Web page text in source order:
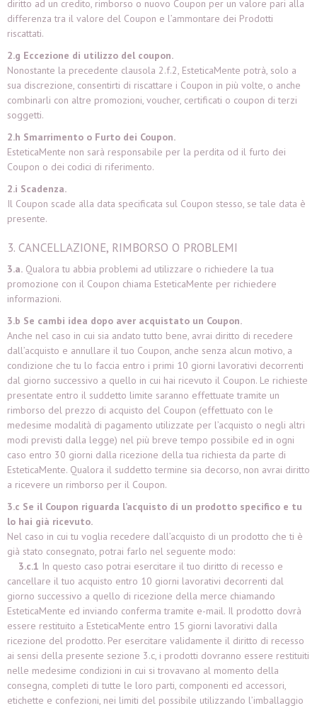
diritto ad un credito, rimborso o nuovo Coupon per un valore pari alla
differenza tra il valore del Coupon e l’ammontare dei Prodotti
riscattati.
2.g Eccezione di utilizzo del coupon.
Nonostante la precedente clausola 2.f.2, EsteticaMente potrà, solo a
sua discrezione, consentirti di riscattare i Coupon in più volte, o anche
combinarli con altre promozioni, voucher, certificati o coupon di terzi
soggetti.
2.h Smarrimento o Furto dei Coupon.
EsteticaMente non sarà responsabile per la perdita od il furto dei
Coupon o dei codici di riferimento.
2.i Scadenza.
Il Coupon scade alla data specificata sul Coupon stesso, se tale data è
presente.
3. CANCELLAZIONE, RIMBORSO O PROBLEMI
3.a. Qualora tu abbia problemi ad utilizzare o richiedere la tua
promozione con il Coupon chiama EsteticaMente per richiedere
informazioni.
3.b Se cambi idea dopo aver acquistato un Coupon.
Anche nel caso in cui sia andato tutto bene, avrai diritto di recedere
dall’acquisto e annullare il tuo Coupon, anche senza alcun motivo, a
condizione che tu lo faccia entro i primi 10 giorni lavorativi decorrenti
dal giorno successivo a quello in cui hai ricevuto il Coupon. Le richieste
presentate entro il suddetto limite saranno effettuate tramite un
rimborso del prezzo di acquisto del Coupon (effettuato con le
medesime modalità di pagamento utilizzate per l’acquisto o negli altri
modi previsti dalla legge) nel più breve tempo possibile ed in ogni
caso entro 30 giorni dalla ricezione della tua richiesta da parte di
EsteticaMente. Qualora il suddetto termine sia decorso, non avrai diritto
a ricevere un rimborso per il Coupon.
3.c Se il Coupon riguarda l’acquisto di un prodotto specifico e tu
lo hai già ricevuto.
Nel caso in cui tu voglia recedere dall’acquisto di un prodotto che ti è
già stato consegnato, potrai farlo nel seguente modo:
3.c.1 In questo caso potrai esercitare il tuo diritto di recesso e
cancellare il tuo acquisto entro 10 giorni lavorativi decorrenti dal
giorno successivo a quello di ricezione della merce chiamando
EsteticaMente ed inviando conferma tramite e-mail. Il prodotto dovrà
essere restituito a EsteticaMente entro 15 giorni lavorativi dalla
ricezione del prodotto. Per esercitare validamente il diritto di recesso
ai sensi della presente sezione 3.c, i prodotti dovranno essere restituiti
nelle medesime condizioni in cui si trovavano al momento della
consegna, completi di tutte le loro parti, componenti ed accessori,
etichette e confezioni, nei limiti del possibile utilizzando l’imballaggio